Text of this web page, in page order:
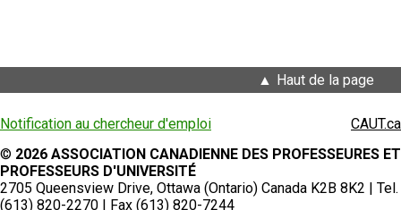
Haut de la page
Notification au chercheur d'emploi
CAUT.ca
© 2026 ASSOCIATION CANADIENNE DES PROFESSEURES ET
PROFESSEURS D'UNIVERSITÉ
2705 Queensview Drive, Ottawa (Ontario) Canada K2B 8K2 | Tel.
(613) 820-2270 | Fax (613) 820-7244